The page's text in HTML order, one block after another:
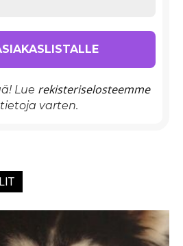
Lue rekisteriselosteemme
varten.